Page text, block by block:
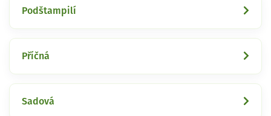
Podštampilí
Příčná
Sadová